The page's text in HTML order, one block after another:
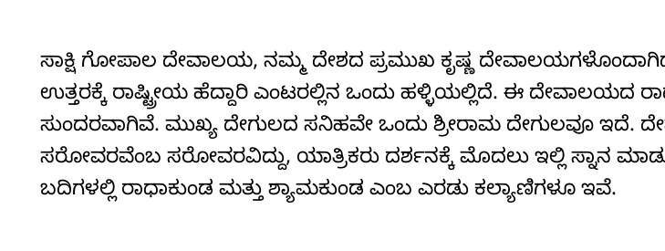
ಸಾಕ್ಷಿ ಗೋಪಾಲ ದೇವಾಲಯ, ನಮ್ಮ ದೇಶದ ಪ್ರಮುಖ ಕೃಷ್ಣ
ಉತ್ತರಕ್ಕೆ ರಾಷ್ಟ್ರೀಯ ಹೆದ್ದಾರಿ ಎಂಟರಲ್ಲಿನ ಒಂದು ಹಳ್ಳಿಯಲ್ಲಿದೆ. ಈ ದೇವಾಲಯದ
ಸುಂದರವಾಗಿವೆ. ಮುಖ್ಯ ದೇಗುಲದ ಸನಿಹವೇ ಒಂದು ಶ್ರೀರಾಮ ದೇಗುಲವೂ
ಸರೋವರವೆಂಬ ಸರೋವರವಿದ್ದು, ಯಾತ್ರಿಕರು ದರ್ಶನಕ್ಕೆ ಮೊದಲು ಇಲ್ಲಿ ಸ್ನಾನ
ಬದಿಗಳಲ್ಲಿ ರಾಧಾಕುಂಡ ಮತ್ತು ಶ್ಯಾಮಕುಂಡ ಎಂಬ ಎರಡು ಕಲ್ಯಾಣಿಗಳೂ ಇವೆ.